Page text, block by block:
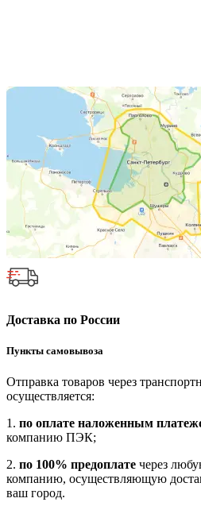
Доставка по России
Пункты самовывоза
Отправка товаров через
осуществляется:
1. по оплате наложенным
компанию ПЭК;
2. по 100% предоплате через
компанию, осуществляющую
ваш город.